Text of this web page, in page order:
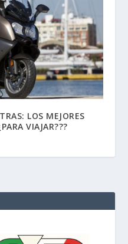
LOS MEJORES
VIAJAR???